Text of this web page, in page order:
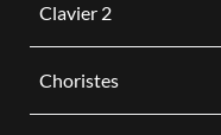
Clavier 2
Choristes